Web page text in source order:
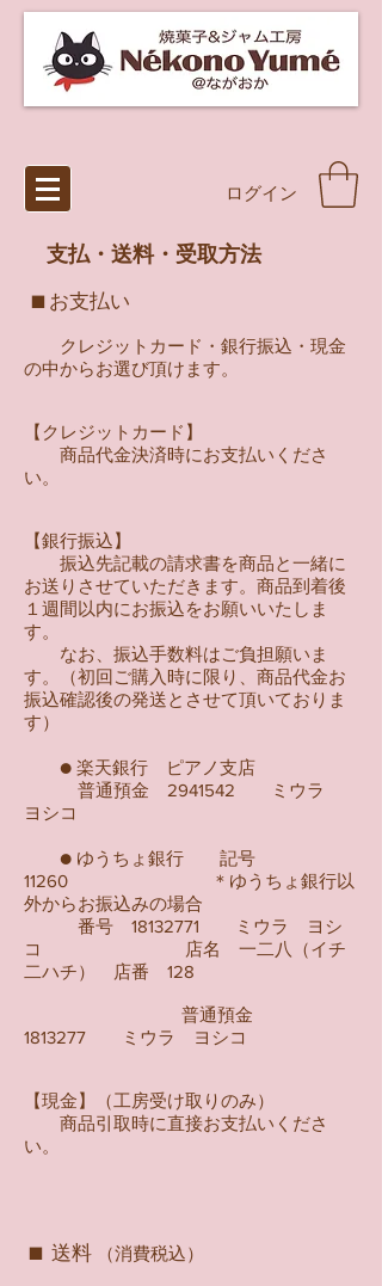
ログイン
支払・送料・受取方法
■ お支払い
クレジットカード・銀行振込・現金
の中からお選び頂けます。
【クレジットカード】
商品代金決済時にお支払いくださ
い。
【銀行振込】
振込先記載の請求書を商品と一緒に
お送りさせていただきます。商品到着後
１週間以内にお振込をお願いいたしま
す。
なお、振込手数料はご負担願いま
す。（初回ご購入時に限り、商品代金お
振込確認後の発送とさせて頂いておりま
す）
● 楽天銀行 ピアノ支店
普通預金 2941542 ミウラ
ヨシコ
● ゆうちょ銀行 記号
11260 ＊ゆうちょ銀行以
外からお振込みの場合
番号 18132771 ミウラ ヨシ
コ 店名 一二八（イチ
二ハチ） 店番 128
普通預金
1813277 ミウラ ヨシコ
【現金】（工房受け取りのみ）
商品引取時に直接お支払いくださ
い。​
■ 送料 （消費税込）